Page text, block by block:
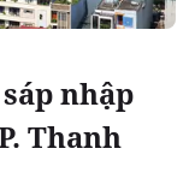
nhập
Thanh